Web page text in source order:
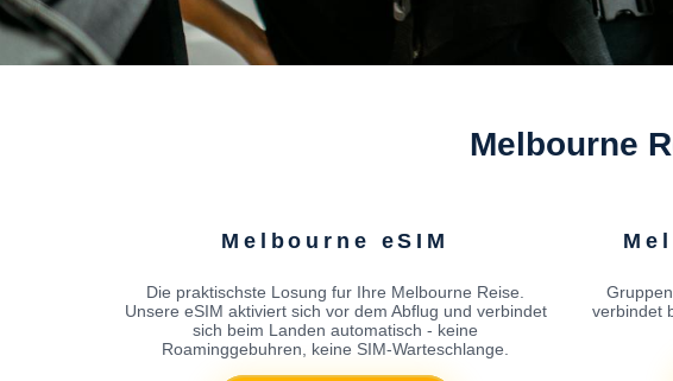
Melbourne
Melbourne eSIM
Die praktischste Losung fur Ihre Melbourne Reise.
Unsere eSIM aktiviert sich vor dem Abflug und verbindet
sich beim Landen automatisch - keine
Roaminggebuhren, keine SIM-Warteschlange.
verbindet